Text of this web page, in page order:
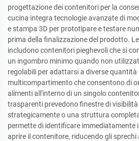
progettazione dei contenitori per la
cucina integra tecnologie avanzate di
e stampa 3D per prototipare e testare
prima della finalizzazione del prodotto.
includono contenitori pieghevoli che si
un ingombro minimo quando non
regolabili per adattarsi a diverse quantità
multicompartimento che consentono di
alimenti all'interno di un singolo
trasparenti prevedono finestre di
strategicamente o una struttura
permette di identificare immediatamente
aprire il contenitore, riducendo gli